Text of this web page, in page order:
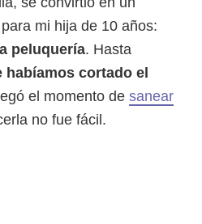
para mi hija de 10 años:
peluquería. Hasta
habíamos cortado el
el momento de sanear
no fue fácil.